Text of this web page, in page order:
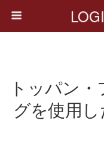
トッパン
グを使用